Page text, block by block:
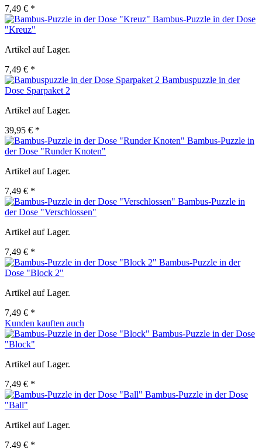
7,49 € *
Bambus-Puzzle in der Dose
"Kreuz"
Artikel auf Lager.
7,49 € *
Bambuspuzzle in der
Dose Sparpaket 2
Artikel auf Lager.
39,95 € *
Bambus-Puzzle in
der Dose "Runder Knoten"
Artikel auf Lager.
7,49 € *
Bambus-Puzzle in
der Dose "Verschlossen"
Artikel auf Lager.
7,49 € *
Bambus-Puzzle in der
Dose "Block 2"
Artikel auf Lager.
7,49 € *
Kunden kauften auch
Bambus-Puzzle in der Dose
"Block"
Artikel auf Lager.
7,49 € *
Bambus-Puzzle in der Dose
"Ball"
Artikel auf Lager.
7,49 € *